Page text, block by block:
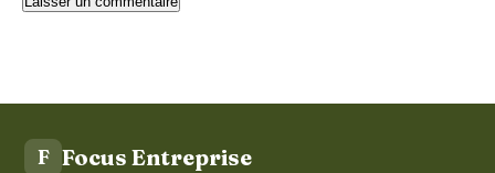
F Focus Entreprise